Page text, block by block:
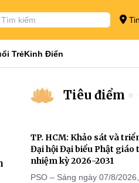
TrẻKinh Điển
Tiêu điểm
TP. HCM: Khảo sát và
Đại hội Đại biểu Phật giáo
nhiệm kỳ 2026-2031
PSO – Sáng ngày 07/8/